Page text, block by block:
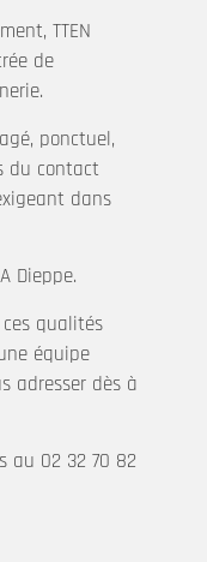
TTEN
de
ponctuel,
du contact
dans
Dieppe.
qualités
équipe
adresser dès à
au 02 32 70 82